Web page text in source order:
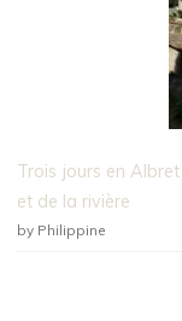
Trois jours en
et de la rivière
by Philippine